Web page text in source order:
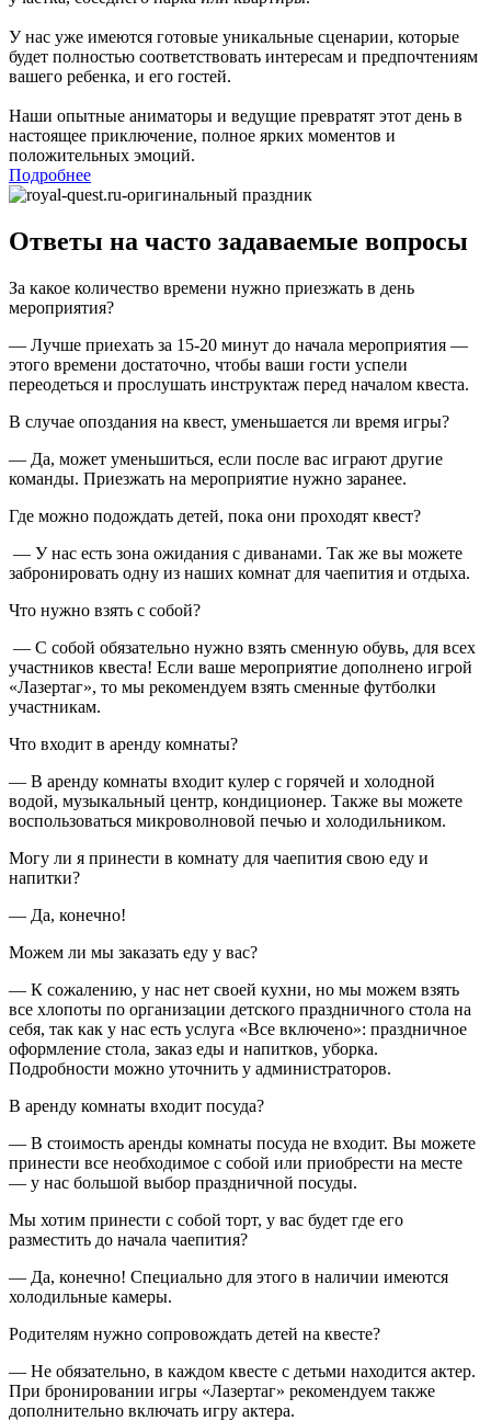
У нас уже имеются готовые уникальные сценарии, которые
будет полностью соответствовать интересам и предпочтениям
вашего ребенка, и его гостей.
Наши опытные аниматоры и ведущие превратят этот день в
настоящее приключение, полное ярких моментов и
положительных эмоций.
Подробнее
Ответы на часто задаваемые вопросы
За какое количество времени нужно приезжать в день
мероприятия?
— Лучше приехать за 15-20 минут до начала мероприятия —
этого времени достаточно, чтобы ваши гости успели
переодеться и прослушать инструктаж перед началом квеста.
В случае опоздания на квест, уменьшается ли время игры?
— Да, может уменьшиться, если после вас играют другие
команды. Приезжать на мероприятие нужно заранее.
Где можно подождать детей, пока они проходят квест?
— У нас есть зона ожидания с диванами. Так же вы можете
забронировать одну из наших комнат для чаепития и отдыха.
Что нужно взять с собой?
— С собой обязательно нужно взять сменную обувь, для всех
участников квеста! Если ваше мероприятие дополнено игрой
«Лазертаг», то мы рекомендуем взять сменные футболки
участникам.
Что входит в аренду комнаты?
— В аренду комнаты входит кулер с горячей и холодной
водой, музыкальный центр, кондиционер. Также вы можете
воспользоваться микроволновой печью и холодильником.
Могу ли я принести в комнату для чаепития свою еду и
напитки?
— Да, конечно!
Можем ли мы заказать еду у вас?
— К сожалению, у нас нет своей кухни, но мы можем взять
все хлопоты по организации детского праздничного стола на
себя, так как у нас есть услуга «Все включено»: праздничное
оформление стола, заказ еды и напитков, уборка.
Подробности можно уточнить у администраторов.
В аренду комнаты входит посуда?
— В стоимость аренды комнаты посуда не входит. Вы можете
принести все необходимое с собой или приобрести на месте
— у нас большой выбор праздничной посуды.
Мы хотим принести с собой торт, у вас будет где его
разместить до начала чаепития?
— Да, конечно! Специально для этого в наличии имеются
холодильные камеры.
Родителям нужно сопровождать детей на квесте?
— Не обязательно, в каждом квесте с детьми находится актер.
При бронировании игры «Лазертаг» рекомендуем также
дополнительно включать игру актера.